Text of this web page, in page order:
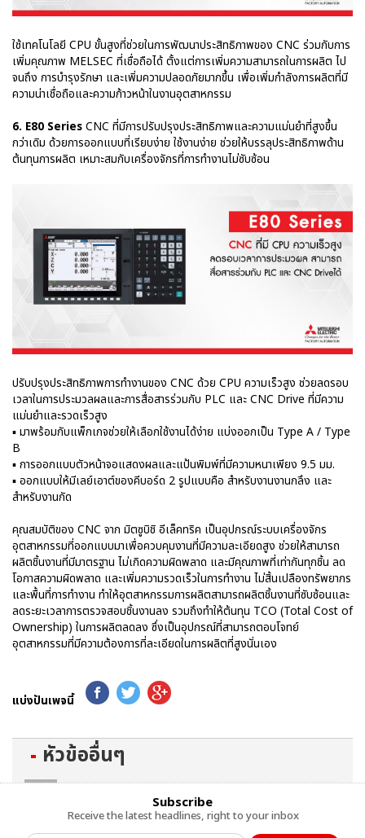
ใช้เทคโนโลยี CPU ขั้นสูงที่ช่วยในการพัฒนาประสิทธิภาพของ CNC ร่วมกับการ
เพิ่มคุณภาพ MELSEC ที่เชื่อถือได้ ตั้งแต่การเพิ่มความสามารถในการผลิต ไป
จนถึง การบำรุงรักษา และเพิ่มความปลอดภัยมากขึ้น เพื่อเพิ่มกำลังการผลิตที่มี
ความน่าเชื่อถือและความก้าวหน้าในงานอุตสาหกรรม
6. E80 SeriesCNC ที่มีการปรับปรุงประสิทธิภาพและความแม่นยำที่สูงขึ้น
กว่าเดิม ด้วยการออกแบบที่เรียบง่าย ใช้งานง่าย ช่วยให้บรรลุประสิทธิภาพด้าน
ต้นทุนการผลิต เหมาะสมกับเครื่องจักรที่การทำงานไม่ซับซ้อน
ปรับปรุงประสิทธิภาพการทำงานของ CNC ด้วย CPU ความเร็วสูง ช่วยลดรอบ
เวลาในการประมวลผลและการสื่อสารร่วมกับ PLC และ CNC Drive ที่มีความ
แม่นยำและรวดเร็วสูง
▪ มาพร้อมกับแพ็กเกจช่วยให้เลือกใช้งานได้ง่าย แบ่งออกเป็น Type A / Type
B
▪ การออกแบบตัวหน้าจอแสดงผลและแป้นพิมพ์ที่มีความหนาเพียง 9.5 มม.
▪ ออกแบบให้มีเลย์เอาต์ของคีบอร์ด 2 รูปแบบคือ สำหรับงานงานกลึง และ
สำหรับงานกัด
คุณสมบัติของ CNC จาก มิตซูบิชิ อีเล็คทริค เป็นอุปกรณ์ระบบเครื่องจักร
อุตสาหกรรมที่ออกแบบมาเพื่อควบคุมงานที่มีความละเอียดสูง ช่วยให้สามารถ
ผลิตชิ้นงานที่มีมาตรฐาน ไม่เกิดความผิดพลาด และมีคุณภาพที่เท่ากันทุกชิ้น ลด
โอกาสความผิดพลาด และเพิ่มความรวดเร็วในการทำงาน ไม่สิ้นเปลืองทรัพยากร
และพื้นที่การทำงาน ทำให้อุตสาหกรรมการผลิตสามารถผลิตชิ้นงานที่ซับซ้อนและ
ลดระยะเวลาการตรวจสอบชิ้นงานลง รวมถึงทำให้ต้นทุน TCO (Total Cost of
Ownership) ในการผลิตลดลง ซึ่งเป็นอุปกรณ์ที่สามารถตอบโจทย์
อุตสาหกรรมที่มีความต้องการที่ละเอียดในการผลิตที่สูงนั่นเอง
แบ่งปันเพจนี้
หัวข้ออื่นๆ
Subscribe
Receive the latest headlines, right to your inbox